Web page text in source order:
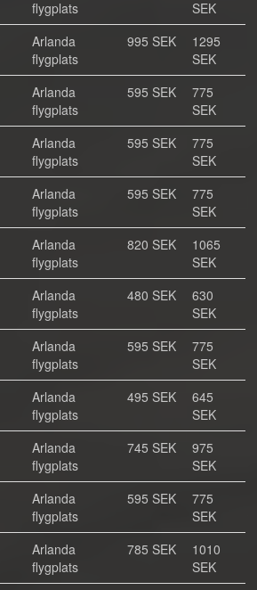
flygplats
SEK
Arlanda
flygplats
995 SEK
1295
SEK
Arlanda
flygplats
595 SEK
775
SEK
Arlanda
flygplats
595 SEK
775
SEK
Arlanda
flygplats
595 SEK
775
SEK
Arlanda
flygplats
820 SEK
1065
SEK
Arlanda
flygplats
480 SEK
630
SEK
Arlanda
flygplats
595 SEK
775
SEK
Arlanda
flygplats
495 SEK
645
SEK
Arlanda
flygplats
745 SEK
975
SEK
Arlanda
flygplats
595 SEK
775
SEK
Arlanda
flygplats
785 SEK
1010
SEK